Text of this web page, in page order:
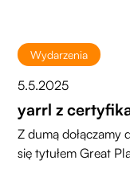
Wydarzenia
5.5.2025
yarrl z
Z dumą dołączamy
się tytułem Great